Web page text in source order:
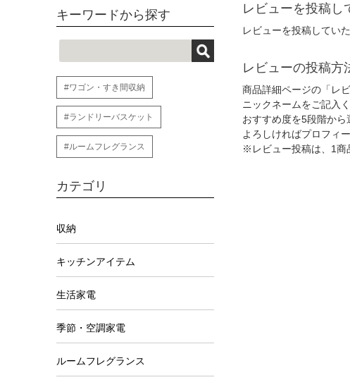
キーワードから探す
#ワゴン・すき間収納
#ランドリーバスケット
#ルームフレグランス
カテゴリ
収納
キッチンアイテム
生活家電
季節・空調家電
ルームフレグランス
レビューを投稿し
レビューを投稿してい
レビューの投稿方
商品詳細ページの「レ
ニックネームをご記入く
おすすめ度を5段階から
よろしければプロフィ
※レビュー投稿は、1商